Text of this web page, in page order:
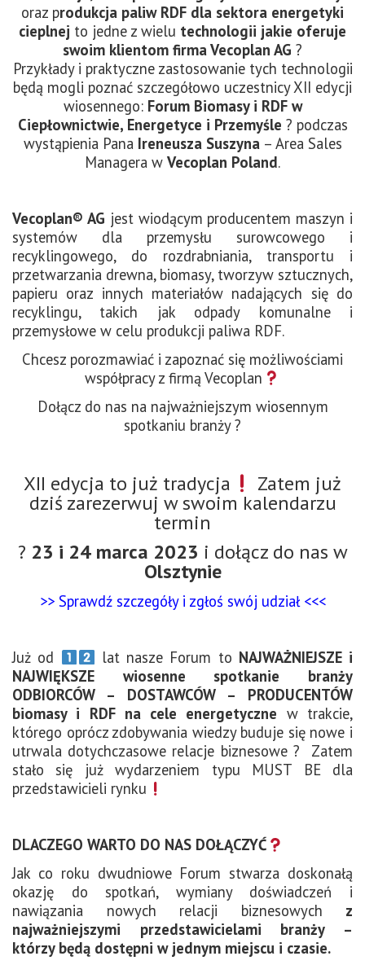
oraz produkcja paliw RDF dla sektora energetyki
cieplnej to jedne z wielu technologii jakie oferuje
swoim klientom firma Vecoplan AG ?
Przykłady i praktyczne zastosowanie tych technologii
będą mogli poznać szczegółowo uczestnicy XII edycji
wiosennego: Forum Biomasy i RDFw
Ciepłownictwie, Energetyce i Przemyśle ? podczas
wystąpienia Pana Ireneusza Suszyna – Area Sales
Managera w Vecoplan Poland.
Vecoplan® AG jest wiodącym producentem maszyn i
systemów dla przemysłu surowcowego i
recyklingowego, do rozdrabniania, transportu i
przetwarzania drewna, biomasy, tworzyw sztucznych,
papieru oraz innych materiałów nadających się do
recyklingu, takich jak odpady komunalne i
przemysłowe w celu produkcji paliwa RDF.
Chcesz porozmawiać i zapoznać się możliwościami
współpracy z firmą Vecoplan
Dołącz do nas na najważniejszym wiosennym
spotkaniu branży ?
XII edycja to już tradycja Zatem już
dziś zarezerwuj w swoim kalendarzu
termin
? 23 i 24 marca 2023 i dołącz do nas w
Olsztynie
>> Sprawdź szczegóły i zgłoś swój udział <<<
Już od lat nasze Forum to NAJWAŻNIEJSZE i
NAJWIĘKSZE wiosenne spotkanie branży
ODBIORCÓW – DOSTAWCÓW – PRODUCENTÓW
biomasy i RDF na cele energetyczne w trakcie,
którego oprócz zdobywania wiedzy buduje się nowe i
utrwala dotychczasowe relacje biznesowe ? Zatem
stało się już wydarzeniem typu MUST BE dla
przedstawicieli rynku
DLACZEGO WARTO DO NAS DOŁĄCZYĆ
Jak co roku dwudniowe Forum stwarza doskonałą
okazję do spotkań, wymiany doświadczeń i
nawiązania nowych relacji biznesowych z
najważniejszymi przedstawicielami branży –
którzy będą dostępni w jednym miejscu i czasie.